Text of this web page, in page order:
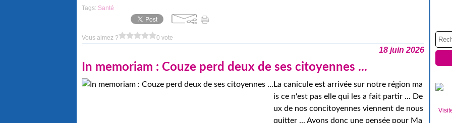
Tags: Santé
Vous aimez ? 0 vote
18 juin 2026
In memoriam : Couze perd deux de ses citoyennes ...
La canicule est arrivée sur notre région ma
is ce n'est pas elle qui les a fait partir ... De
ux de nos concitoyennes viennent de nous
quitter ... Ayons donc une pensée pour Ma